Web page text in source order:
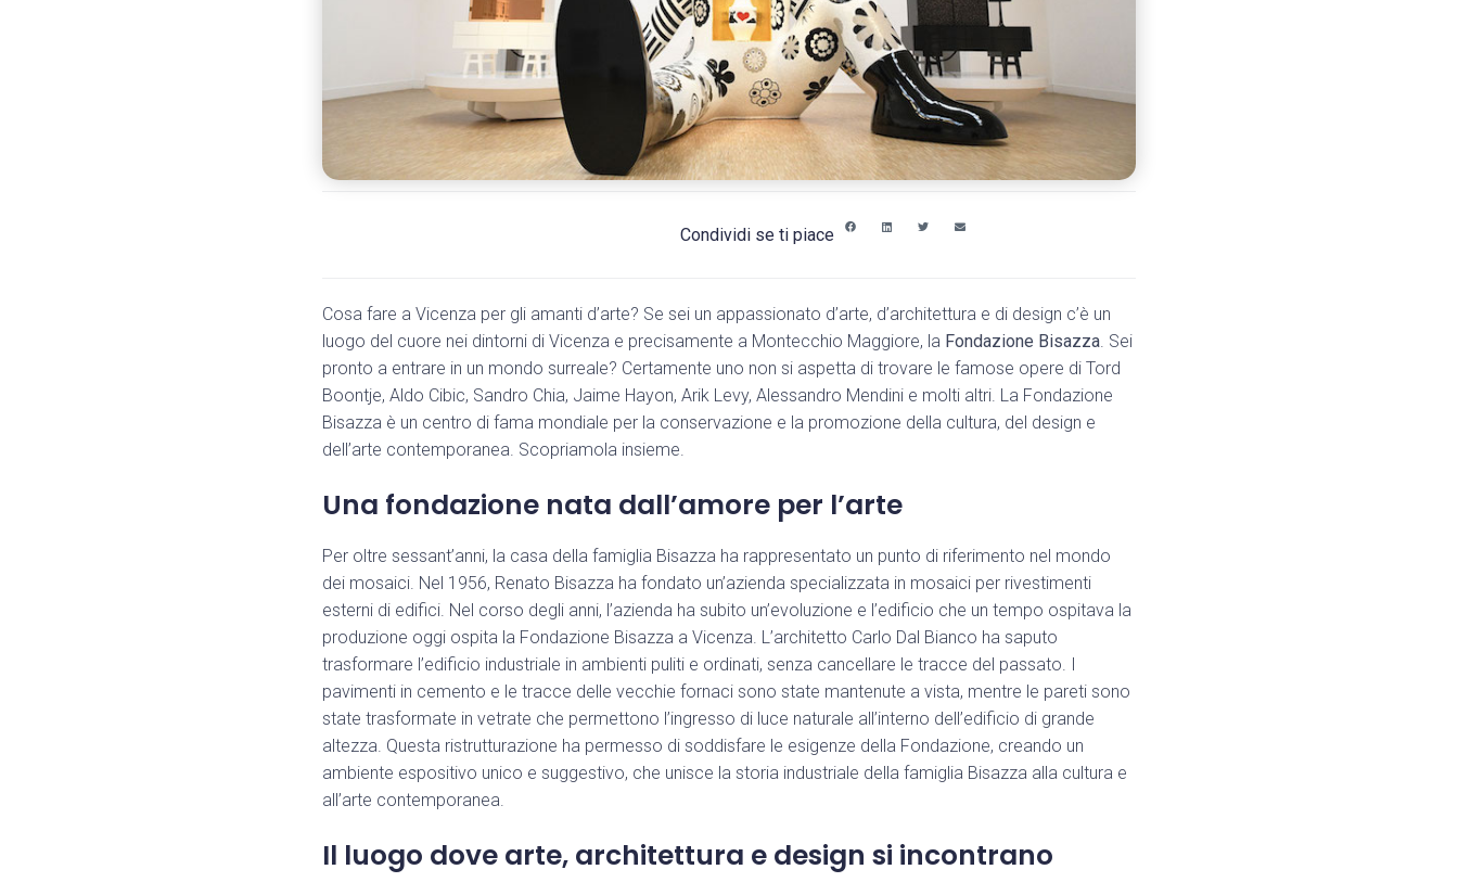
Condividi se ti piace
Cosa fare a Vicenza per gli amanti d’arte? Se sei un appassionato d’arte, d’architettura e di design c’è un
luogo del cuore nei dintorni di Vicenza e precisamente a Montecchio Maggiore, la Fondazione Bisazza. Sei
pronto a entrare in un mondo surreale? Certamente uno non si aspetta di trovare le famose opere di Tord
Boontje, Aldo Cibic, Sandro Chia, Jaime Hayon, Arik Levy, Alessandro Mendini e molti altri. La Fondazione
Bisazza è un centro di fama mondiale per la conservazione e la promozione della cultura, del design e
dell’arte contemporanea. Scopriamola insieme.
Una fondazione nata dall’amore per l’arte
Per oltre sessant’anni, la casa della famiglia Bisazza ha rappresentato un punto di riferimento nel mondo
dei mosaici. Nel 1956, Renato Bisazza ha fondato un’azienda specializzata in mosaici per rivestimenti
esterni di edifici. Nel corso degli anni, l’azienda ha subito un’evoluzione e l’edificio che un tempo ospitava la
produzione oggi ospita la Fondazione Bisazza a Vicenza. L’architetto Carlo Dal Bianco ha saputo
trasformare l’edificio industriale in ambienti puliti e ordinati, senza cancellare le tracce del passato. I
pavimenti in cemento e le tracce delle vecchie fornaci sono state mantenute a vista, mentre le pareti sono
state trasformate in vetrate che permettono l’ingresso di luce naturale all’interno dell’edificio di grande
altezza. Questa ristrutturazione ha permesso di soddisfare le esigenze della Fondazione, creando un
ambiente espositivo unico e suggestivo, che unisce la storia industriale della famiglia Bisazza alla cultura e
all’arte contemporanea.
Il luogo dove arte, architettura e design si incontrano